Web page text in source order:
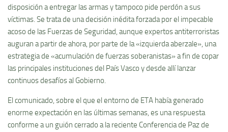
disposición a entregar las armas y tampoco pide perdón a sus
víctimas. Se trata de una decisión inédita forzada por el impecable
acoso de las Fuerzas de Seguridad, aunque expertos antiterroristas
auguran a partir de ahora, por parte de la «izquierda aberzale», una
estrategia de «acumulación de fuerzas soberanistas» a fin de copar
las principales instituciones del País Vasco y desde allí lanzar
continuos desafíos al Gobierno.
El comunicado, sobre el que el entorno de ETA había generado
enorme expectación en las últimas semanas, es una respuesta
conforme a un guión cerrado a la reciente Conferencia de Paz de